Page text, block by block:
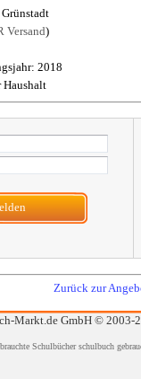
Versand)
2018
Haushalt
Zurück zur
Markt.de GmbH © 2003-
Schulbücher schulbuch